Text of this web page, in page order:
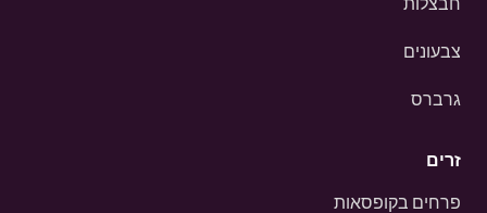
צבעונים
גרברס
זרים
פרחים בקופסאות